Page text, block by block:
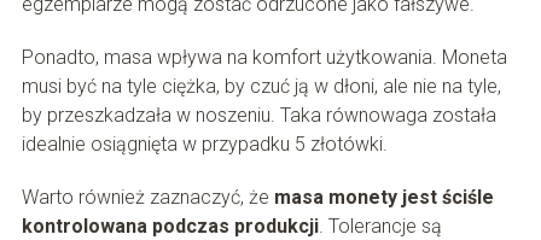
Ponadto, masa wpływa na komfort użytkowania. Moneta
musi być na tyle ciężka, by czuć ją w dłoni, ale nie na tyle,
by przeszkadzała w noszeniu. Taka równowaga została
idealnie osiągnięta w przypadku 5 złotówki.
Warto również zaznaczyć, że masa monety jest ściśle
kontrolowana podczas produkcji. Tolerancje są